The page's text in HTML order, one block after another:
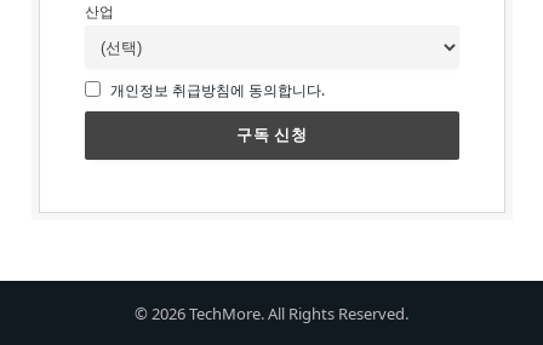
산업
개인정보 취급방침에 동의합니다.
© 2026 TechMore. All Rights Reserved.